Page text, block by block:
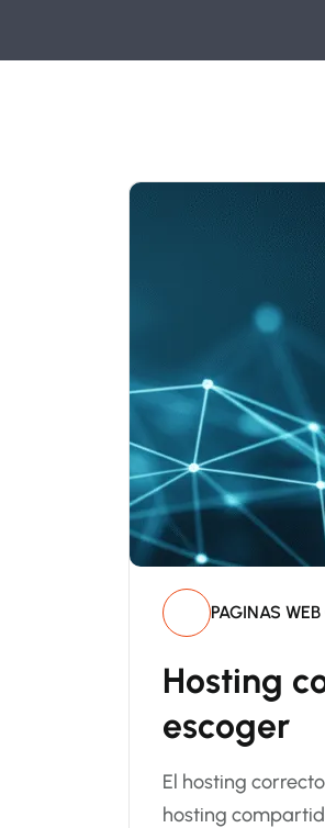
PAGINAS
Hosting
escoger
El hosting
hosting